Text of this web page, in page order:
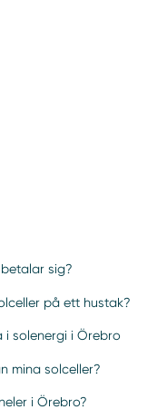
sig?
på ett hustak?
i solenergi i Örebro
mina solceller?
i Örebro?